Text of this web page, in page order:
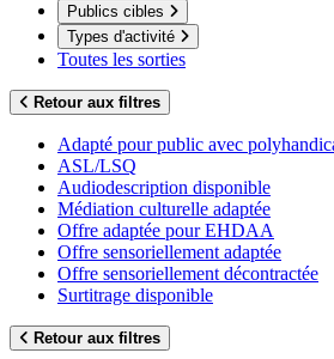
Publics cibles
Types d'activité
Toutes les sorties
Retour aux filtres
Adapté pour public avec
ASL/LSQ
Audiodescription disponible
Médiation culturelle adaptée
Offre adaptée pour EHDAA
Offre sensoriellement adaptée
Offre sensoriellement décontractée
Surtitrage disponible
Retour aux filtres